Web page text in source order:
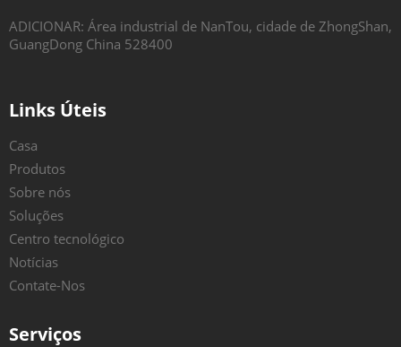
ADICIONAR: Área industrial de NanTou, cidade de ZhongShan,
GuangDong China 528400
Links Úteis
Casa
Produtos
Sobre nós
Soluções
Centro tecnológico
Notícias
Contate-Nos
Serviços